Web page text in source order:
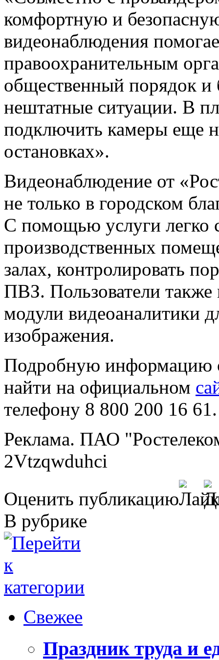
комфортную и
видеонаблюдения
правоохранительным
общественный порядок и
нештатные ситуации. В
подключить камеры еще
остановках».
Видеонаблюдение от
не только в городском
С помощью услуги легко
производственных
залах, контролировать
ПВЗ. Пользователи
модули видеоаналитики
изображения.
Подробную информацию
найти на официальном
телефону 8 800 200 16 61.
Реклама. ПАО
2Vtzqwduhci
Оценить публикацию
В рубрике
Свежее
Праздник труда и